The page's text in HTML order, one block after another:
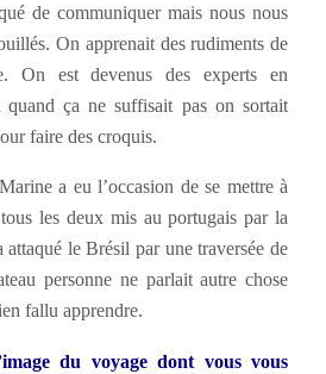
de communiquer mais nous nous
On apprenait des rudiments de
On est devenus des experts en
quand ça ne suffisait pas on sortait
faire des croquis.
a eu l’occasion de se mettre à
tous les deux mis au portugais par la
attaqué le Brésil par une traversée de
personne ne parlait autre chose
fallu apprendre.
du voyage dont vous vous